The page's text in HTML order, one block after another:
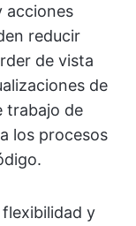
acciones
reducir
de vista
de
trabajo de
los procesos
y